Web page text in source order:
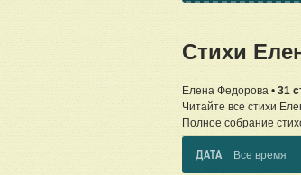
Стихи
Елена Федорова • 31
Читайте все стихи
Полное собрание
ДАТА Все время